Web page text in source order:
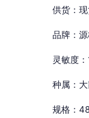
供货：
品牌：
灵敏度
种属：
规格：